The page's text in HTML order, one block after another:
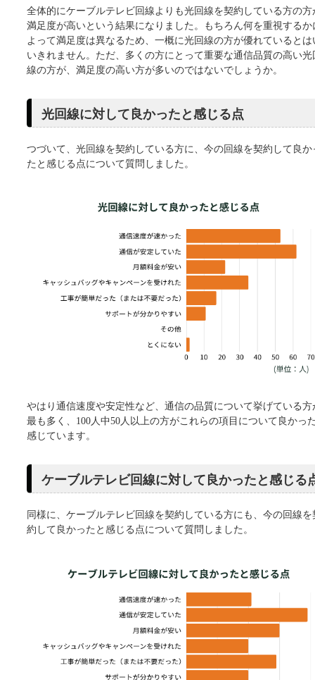
全体的にケーブルテレビ回線よりも光回線を契約している方の方
満足度が高いという結果になりました。もちろん何を重視するか
よって満足度は異なるため、一概に光回線の方が優れているとは
いきれません。ただ、多くの方にとって重要な通信品質の高い光
線の方が、満足度の高い方が多いのではないでしょうか。
光回線に対して良かったと感じる点
つづいて、光回線を契約している方に、今の回線を契約して良か
たと感じる点について質問しました。
やはり通信速度や安定性など、通信の品質について挙げている方
最も多く、100人中50人以上の方がこれらの項目について良かっ
感じています。
ケーブルテレビ回線に対して良かったと感じる
同様に、ケーブルテレビ回線を契約している方にも、今の回線を
約して良かったと感じる点について質問しました。